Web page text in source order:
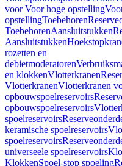
voor Voor hoge opstelling
opstellingToebehoren
ToebehorenAansluitstukken
Aansluitstukken
rozetten en
debietmoderatoren
en klokkenVlotterkranen
VlotterkranenVlotterkranen
opbouwspoelreservoirs
opbouwspoelreservoirs
spoelreservoirs
keramische spoelreservoirs
spoelreservoirs
universeele spoelreservoirs
KlokkenSpoel-stop spoeling